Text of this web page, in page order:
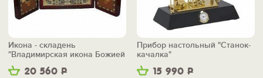
20 560 Р
Икона - складень
"Владимирская икона Божией
Матери"
15 990 Р
Прибор настольный "Станок-
качалка"